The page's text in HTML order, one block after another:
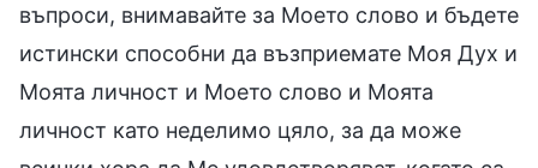
въпроси, внимавайте за Моето слово и бъдете
истински способни да възприемате Моя Дух и
Моята личност и Моето слово и Моята
личност като неделимо цяло, за да може